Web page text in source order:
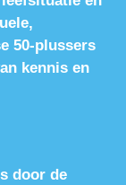
50-plussers
kennis en
door de